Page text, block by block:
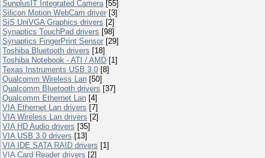
SunplusIT Integrated Camera [55]
Silicon Motion WebCam driver [3]
SiS UniVGA Graphics drivers [2]
Synaptics TouchPad drivers [98]
Synaptics FingerPrint Sensor [29]
Toshiba Bluetooth drivers [18]
Toshiba Notebook - ATI / AMD [1]
Texas Instruments USB 3.0 [8]
Qualcomm Wireless Lan [50]
Qualcomm Bluetooth drivers [37]
Qualcomm Ethernet Lan [4]
VIA Ethernet Lan drivers [7]
VIA Wireless Lan drivers [2]
VIA HD Audio drivers [35]
VIA USB 3.0 drivers [13]
VIA IDE SATA RAID drivers [1]
VIA Card Reader drivers [2]